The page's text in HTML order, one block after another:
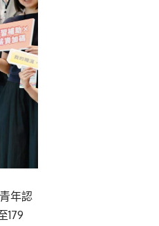
年認
179